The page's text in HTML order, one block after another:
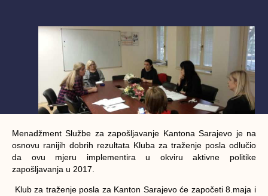
Menadžment Službe za zapošljavanje Kantona Sarajevo je na
osnovu ranijih dobrih rezultata Kluba za traženje posla odlučio
da ovu mjeru implementira u okviru aktivne politike
zapošljavanja u 2017.
Klub za traženje posla za Kanton Sarajevo će započeti 8.maja i